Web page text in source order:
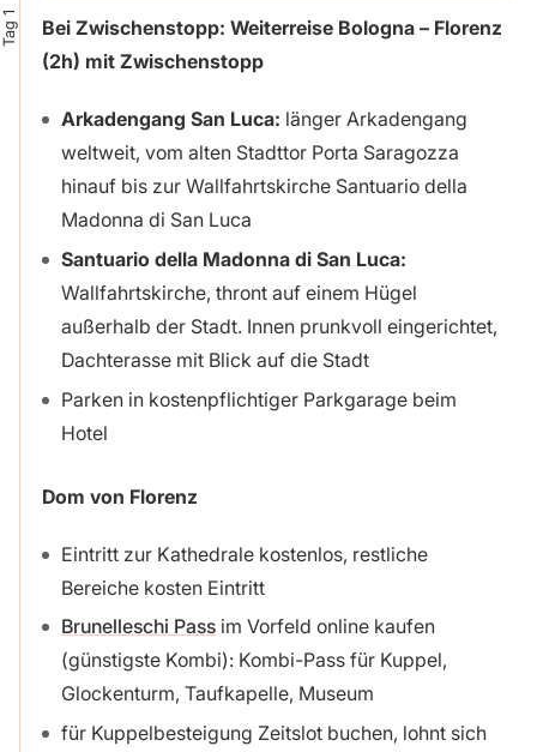
Tag 1
Bei Zwischenstopp: Weiterreise Bologna – Florenz
(2h) mit Zwischenstopp
Arkadengang San Luca: länger Arkadengang
weltweit, vom alten Stadttor Porta Saragozza
hinauf bis zur Wallfahrtskirche Santuario della
Madonna di San Luca
Santuario della Madonna di San Luca:
Wallfahrtskirche, thront auf einem Hügel
außerhalb der Stadt. Innen prunkvoll eingerichtet,
Dachterasse mit Blick auf die Stadt
Parken in kostenpflichtiger Parkgarage beim
Hotel
Dom von Florenz
Eintritt zur Kathedrale kostenlos, restliche
Bereiche kosten Eintritt
Brunelleschi Passim Vorfeld online kaufen
(günstigste Kombi): Kombi-Pass für Kuppel,
Glockenturm, Taufkapelle, Museum
für Kuppelbesteigung Zeitslot buchen, lohnt sich